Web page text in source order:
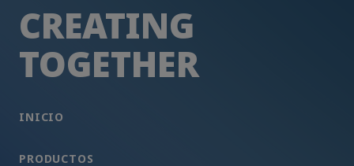
CREATING
TOGETHER
INICIO
PRODUCTOS